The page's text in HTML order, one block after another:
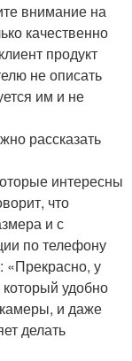
внимание на
качественно
продукт
не описать
им и не
рассказать
интересны
что
и с
по телефону
«Прекрасно, у
удобно
и даже
делать